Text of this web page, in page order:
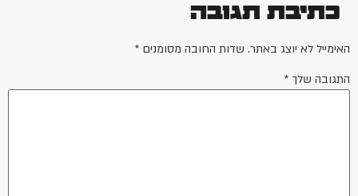
כתיבת תגובה
האימייל לא יוצג באתר. שדות החובה מסומנים *
התגובה שלך *